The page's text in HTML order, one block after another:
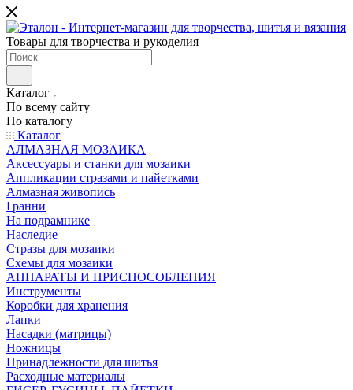
Товары для творчества и рукоделия
Каталог
По всему сайту
По каталогу
Каталог
АЛМАЗНАЯ МОЗАИКА
Аксессуары и станки для мозаики
Аппликации стразами и пайетками
Алмазная живопись
Гранни
На подрамнике
Наследие
Стразы для мозаики
Схемы для мозаики
АППАРАТЫ И ПРИСПОСОБЛЕНИЯ
Инструменты
Коробки для хранения
Лапки
Насадки (матрицы)
Ножницы
Принадлежности для шитья
Расходные материалы